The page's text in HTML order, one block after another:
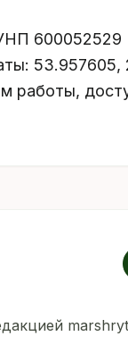
600052529
53.957605,
работы,